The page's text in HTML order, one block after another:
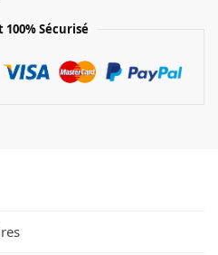
Sécurisé